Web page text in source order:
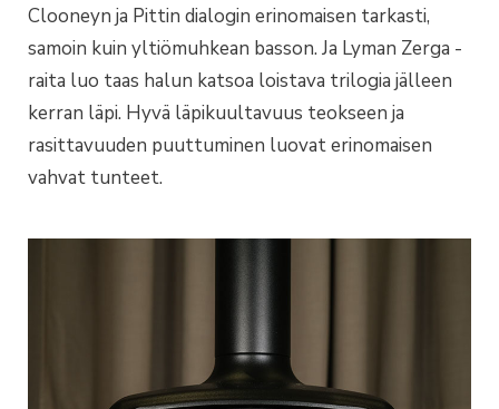
Clooneyn ja Pittin dialogin erinomaisen tarkasti,
samoin kuin yltiömuhkean basson. Ja Lyman Zerga -
raita luo taas halun katsoa loistava trilogia jälleen
kerran läpi. Hyvä läpikuultavuus teokseen ja
rasittavuuden puuttuminen luovat erinomaisen
vahvat tunteet.